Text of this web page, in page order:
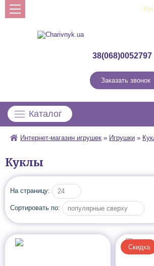
Рус
38(068)0052797
Заказать звонок
Каталог
Интернет-магазин игрушек » Игрушки »
Куклы
На страницу: 24
Сортировать по: популярные сверху
Скидка